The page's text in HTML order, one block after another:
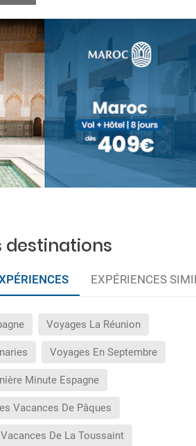
destinations
EXPÉRIENCES
Voyages La Réunion
Voyages En Septembre
Minute Espagne
Vacances De Pâques
De La Toussaint